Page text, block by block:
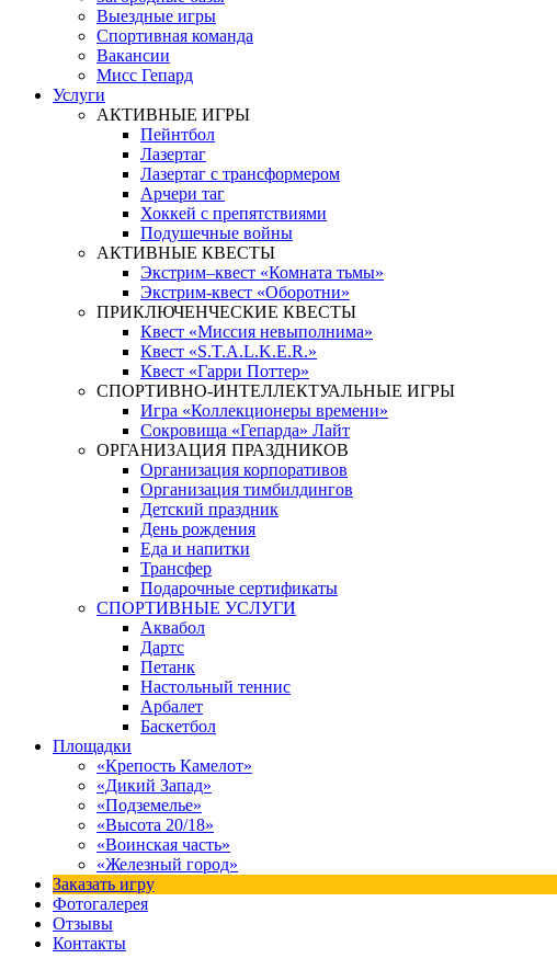
Выездные игры
Спортивная команда
Вакансии
Мисс Гепард
Услуги
АКТИВНЫЕ ИГРЫ
Пейнтбол
Лазертаг
Лазертаг с трансформером
Арчери таг
Хоккей с препятствиями
Подушечные войны
АКТИВНЫЕ КВЕСТЫ
Экстрим–квест «Комната тьмы»
Экстрим-квест «Оборотни»
ПРИКЛЮЧЕНЧЕСКИЕ КВЕСТЫ
Квест «Миссия невыполнима»
Квест «S.T.A.L.K.E.R.»
Квест «Гарри Поттер»
СПОРТИВНО-ИНТЕЛЛЕКТУАЛЬНЫЕ ИГРЫ
Игра «Коллекционеры времени»
Сокровища «Гепарда» Лайт
ОРГАНИЗАЦИЯ ПРАЗДНИКОВ
Организация корпоративов
Организация тимбилдингов
Детский праздник
День рождения
Еда и напитки
Трансфер
Подарочные сертификаты
СПОРТИВНЫЕ УСЛУГИ
Аквабол
Дартс
Петанк
Настольный теннис
Арбалет
Баскетбол
Площадки
«Крепость Камелот»
«Дикий Запад»
«Подземелье»
«Высота 20/18»
«Воинская часть»
«Железный город»
Заказать игру
Фотогалерея
Отзывы
Контакты